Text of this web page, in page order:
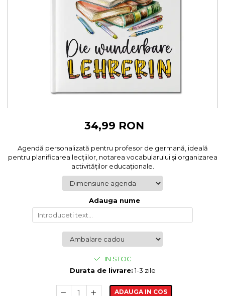
Body bebelusi personalizate
Perne personalizate
Agende personalizate
Etichete pentru sticla de vin
Cadouri pentru Doctori
Cadouri Profesori
34,99 RON
Agendă personalizată pentru profesor de germană, ideală
pentru planificarea lecțiilor, notarea vocabularului și organizarea
activităților educaționale.
Adauga nume
IN STOC
Durata de livrare:1-3 zile
ADAUGA IN COS